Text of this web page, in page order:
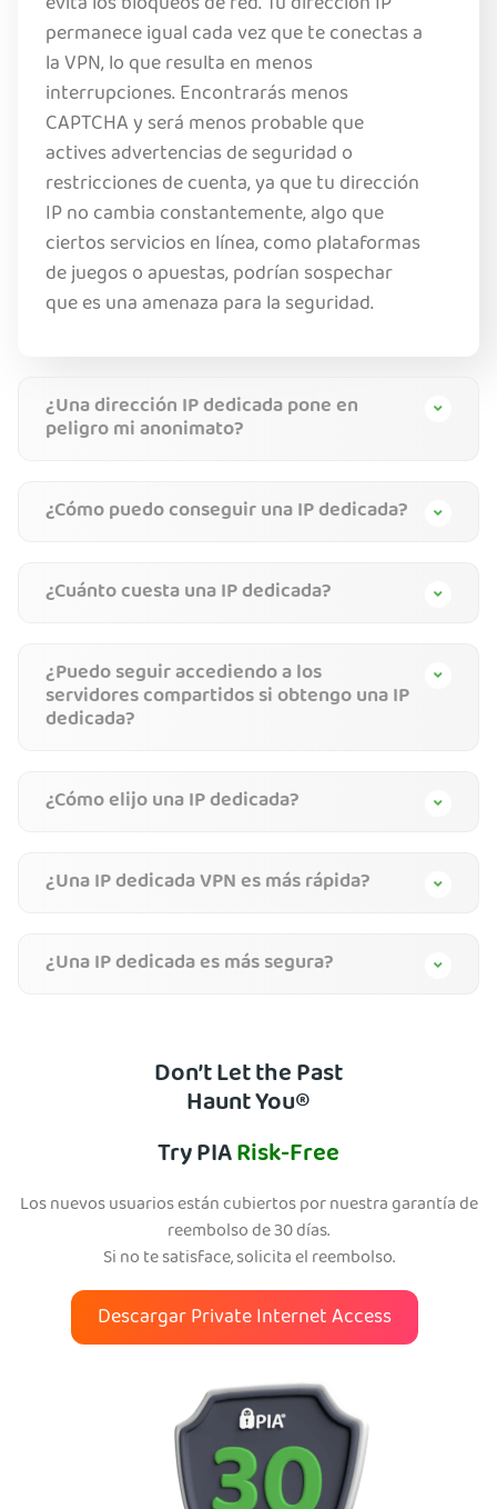
permanece igual cada vez que te conectas a
la VPN, lo que resulta en menos
interrupciones. Encontrarás menos
CAPTCHA y será menos probable que
actives advertencias de seguridad o
restricciones de cuenta, ya que tu dirección
IP no cambia constantemente, algo que
ciertos servicios en línea, como plataformas
de juegos o apuestas, podrían sospechar
que es una amenaza para la seguridad.
¿Una dirección IP dedicada pone en
peligro mi anonimato?
¿Cómo puedo conseguir una IP dedicada?
¿Cuánto cuesta una IP dedicada?
¿Puedo seguir accediendo a los
servidores compartidos si obtengo una IP
dedicada?
¿Cómo elijo una IP dedicada?
¿Una IP dedicada VPN es más rápida?
¿Una IP dedicada es más segura?
Don’t Let the Past
Haunt You®
Try PIARisk-Free
Los nuevos usuarios están cubiertos por nuestra garantía de
reembolso de 30 días.
Si no te satisface, solicita el reembolso.
Descargar Private Internet Access